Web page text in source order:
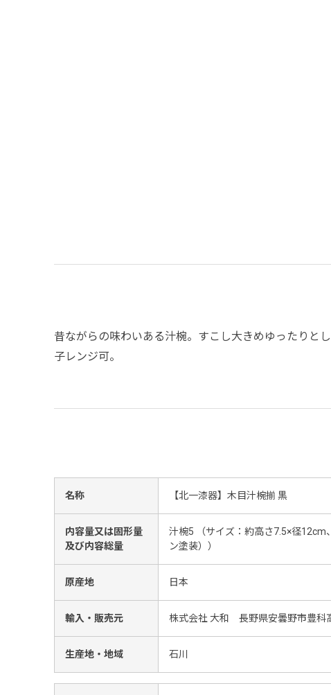
昔ながらの味わいある汁椀。すこし大きめゆったりと
子レンジ可。
名称 【北一漆器】木目汁椀揃 黒
内容量又は固形量
及び内容総量
汁椀5 （サイズ：約高さ7.5×径12cm
ン塗装））
原産地 日本
輸入・販売元 株式会社 大和 長野県安曇野市豊科
生産地・地域 石川